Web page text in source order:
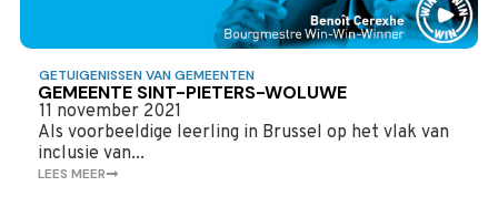
GETUIGENISSEN VAN GEMEENTEN
GEMEENTE SINT-PIETERS-WOLUWE
11 november 2021
Als voorbeeldige leerling in Brussel op het vlak van
inclusie van...
LEES MEER